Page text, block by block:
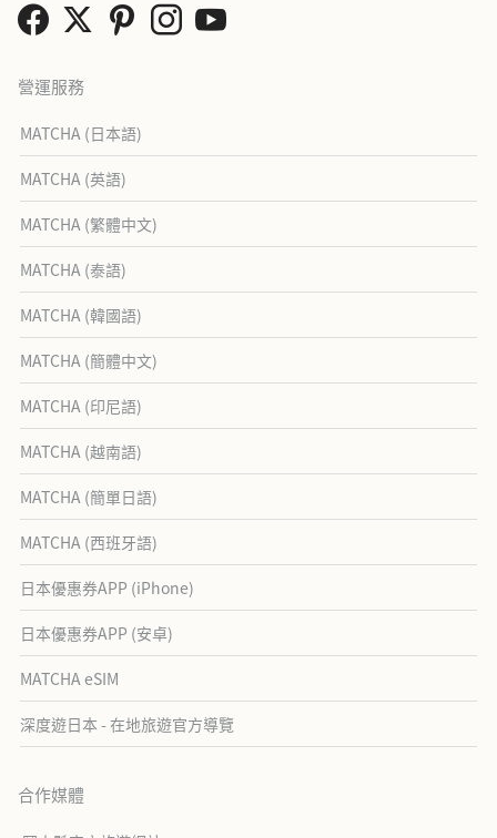
營運服務
MATCHA (日本語)
MATCHA (英語)
MATCHA (繁體中文)
MATCHA (泰語)
MATCHA (韓國語)
MATCHA (簡體中文)
MATCHA (印尼語)
MATCHA (越南語)
MATCHA (簡單日語)
MATCHA (西班牙語)
日本優惠券APP (iPhone)
日本優惠券APP (安卓)
MATCHA eSIM
深度遊日本 - 在地旅遊官方導覽
合作媒體